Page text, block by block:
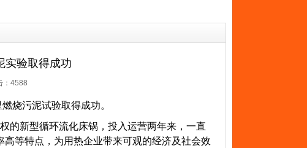
实验取得成功
4588
烧污泥试验取得成功。
新型循环流化床锅，投入运营两年来，一直
等特点，为用热企业带来可观的经济及社会效